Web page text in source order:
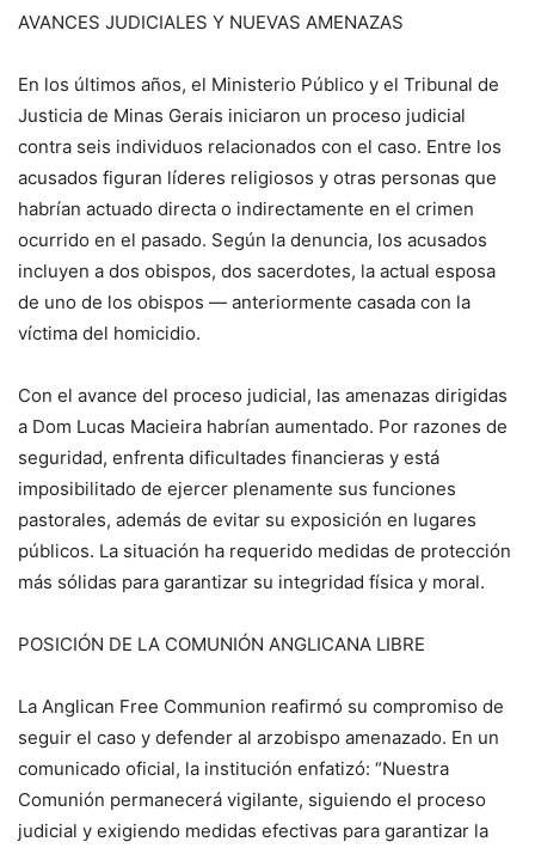
AVANCES JUDICIALES Y NUEVAS AMENAZAS
En los últimos años, el Ministerio Público y el Tribunal de
Justicia de Minas Gerais iniciaron un proceso judicial
contra seis individuos relacionados con el caso. Entre los
acusados figuran líderes religiosos y otras personas que
habrían actuado directa o indirectamente en el crimen
ocurrido en el pasado. Según la denuncia, los acusados
incluyen a dos obispos, dos sacerdotes, la actual esposa
de uno de los obispos — anteriormente casada con la
víctima del homicidio.
Con el avance del proceso judicial, las amenazas dirigidas
a Dom Lucas Macieira habrían aumentado. Por razones de
seguridad, enfrenta dificultades financieras y está
imposibilitado de ejercer plenamente sus funciones
pastorales, además de evitar su exposición en lugares
públicos. La situación ha requerido medidas de protección
más sólidas para garantizar su integridad física y moral.
POSICIÓN DE LA COMUNIÓN ANGLICANA LIBRE
La Anglican Free Communion reafirmó su compromiso de
seguir el caso y defender al arzobispo amenazado. En un
comunicado oficial, la institución enfatizó: “Nuestra
Comunión permanecerá vigilante, siguiendo el proceso
judicial y exigiendo medidas efectivas para garantizar la